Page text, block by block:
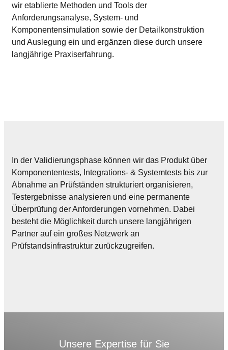
wir etablierte Methoden und Tools der
Anforderungsanalyse, System- und
Komponentensimulation sowie der Detailkonstruktion
und Auslegung ein und ergänzen diese durch unsere
langjährige Praxiserfahrung.
In der Validierungsphase können wir das Produkt über
Komponententests, Integrations- & Systemtests bis zur
Abnahme an Prüfständen strukturiert organisieren,
Testergebnisse analysieren und eine permanente
Überprüfung der Anforderungen vornehmen. Dabei
besteht die Möglichkeit durch unsere langjährigen
Partner auf ein großes Netzwerk an
Prüfstandsinfrastruktur zurückzugreifen.
Unsere Expertise für Sie